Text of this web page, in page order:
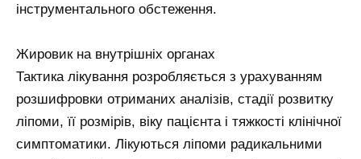
інструментального обстеження.
Жировик на внутрішніх органах
Тактика лікування розробляється з урахуванням
розшифровки отриманих аналізів, стадії розвитку
ліпоми, її розмірів, віку пацієнта і тяжкості клінічної
симптоматики. Лікуються ліпоми радикальними